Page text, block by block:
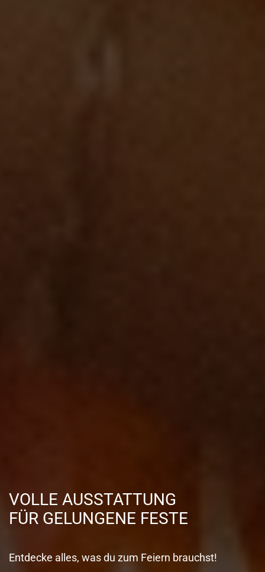
VOLLE AUSSTATTUNG
FÜR GELUNGENE FESTE
Entdecke alles, was du zum Feiern brauchst!